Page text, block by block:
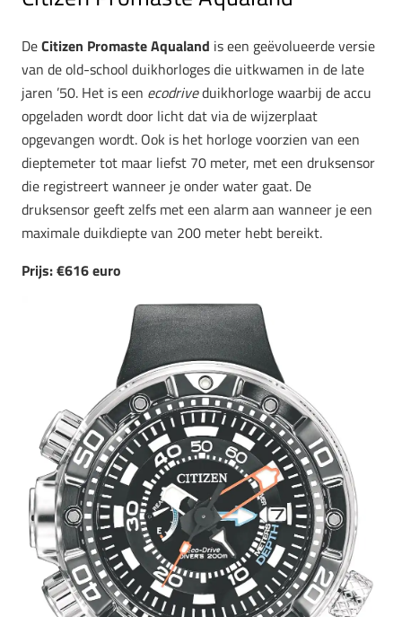
DeCitizen Promaste Aqualand is een geëvolueerde versie
van de old-school duikhorloges die uitkwamen in de late
jaren ’50. Het is een ecodriveduikhorloge waarbij de accu
opgeladen wordt door licht dat via de wijzerplaat
opgevangen wordt. Ook is het horloge voorzien van een
dieptemeter tot maar liefst 70 meter, met een druksensor
die registreert wanneer je onder water gaat. De
druksensor geeft zelfs met een alarm aan wanneer je een
maximale duikdiepte van 200 meter hebt bereikt.
Prijs: €616 euro